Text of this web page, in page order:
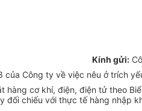
Kính gửi:
Công ty về việc nêu ở trích
cơ khí, điện, điện tử theo
chiếu với thực tế hàng nhập